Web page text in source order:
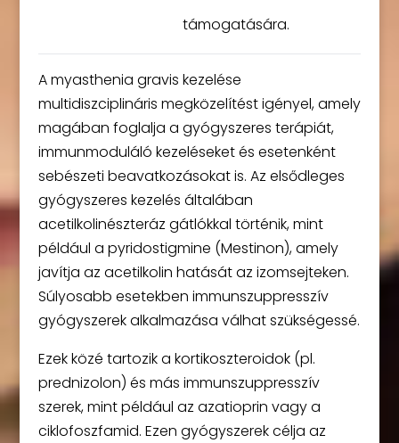
támogatására.
A myasthenia gravis kezelése
multidiszciplináris megközelítést igényel, amely
magában foglalja a gyógyszeres terápiát,
immunmoduláló kezeléseket és esetenként
sebészeti beavatkozásokat is. Az elsődleges
gyógyszeres kezelés általában
acetilkolinészteráz gátlókkal történik, mint
például a pyridostigmine (Mestinon), amely
javítja az acetilkolin hatását az izomsejteken.
Súlyosabb esetekben immunszuppresszív
gyógyszerek alkalmazása válhat szükségessé.
Ezek közé tartozik a kortikoszteroidok (pl.
prednizolon) és más immunszuppresszív
szerek, mint például az azatioprin vagy a
ciklofoszfamid. Ezen gyógyszerek célja az